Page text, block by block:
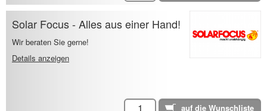
Solar Focus - Alles aus einer Hand!
Wir beraten Sie gerne!
Details anzeigen